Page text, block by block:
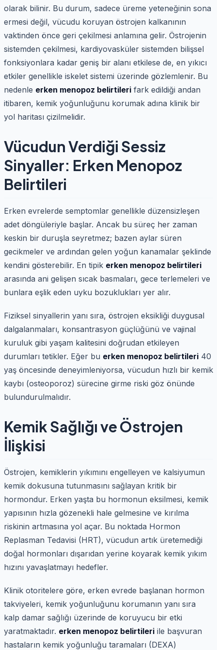
olarak bilinir. Bu durum, sadece üreme yeteneğinin sona
ermesi değil, vücudu koruyan östrojen kalkanının
vaktinden önce geri çekilmesi anlamına gelir. Östrojenin
sistemden çekilmesi, kardiyovasküler sistemden bilişsel
fonksiyonlara kadar geniş bir alanı etkilese de, en yıkıcı
etkiler genellikle iskelet sistemi üzerinde gözlemlenir. Bu
nedenle erken menopoz belirtileri fark edildiği andan
itibaren, kemik yoğunluğunu korumak adına klinik bir
yol haritası çizilmelidir.
Vücudun Verdiği Sessiz
Sinyaller: Erken Menopoz
Belirtileri
Erken evrelerde semptomlar genellikle düzensizleşen
adet döngüleriyle başlar. Ancak bu süreç her zaman
keskin bir duruşla seyretmez; bazen aylar süren
gecikmeler ve ardından gelen yoğun kanamalar şeklinde
kendini gösterebilir. En tipik erken menopoz belirtileri
arasında ani gelişen sıcak basmaları, gece terlemeleri ve
bunlara eşlik eden uyku bozuklukları yer alır.
Fiziksel sinyallerin yanı sıra, östrojen eksikliği duygusal
dalgalanmaları, konsantrasyon güçlüğünü ve vajinal
kuruluk gibi yaşam kalitesini doğrudan etkileyen
durumları tetikler. Eğer bu erken menopoz belirtileri 40
yaş öncesinde deneyimleniyorsa, vücudun hızlı bir kemik
kaybı (osteoporoz) sürecine girme riski göz önünde
bulundurulmalıdır.
Kemik Sağlığı ve Östrojen
İlişkisi
Östrojen, kemiklerin yıkımını engelleyen ve kalsiyumun
kemik dokusuna tutunmasını sağlayan kritik bir
hormondur. Erken yaşta bu hormonun eksilmesi, kemik
yapısının hızla gözenekli hale gelmesine ve kırılma
riskinin artmasına yol açar. Bu noktada Hormon
Replasman Tedavisi (HRT), vücudun artık üretemediği
doğal hormonları dışarıdan yerine koyarak kemik yıkım
hızını yavaşlatmayı hedefler.
Klinik otoritelere göre, erken evrede başlanan hormon
takviyeleri, kemik yoğunluğunu korumanın yanı sıra
kalp damar sağlığı üzerinde de koruyucu bir etki
yaratmaktadır. erken menopoz belirtileri ile başvuran
hastaların kemik yoğunluğu taramaları (DEXA)